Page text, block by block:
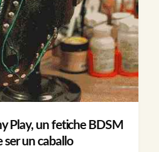
Play, un fetiche BDSM
ser un caballo